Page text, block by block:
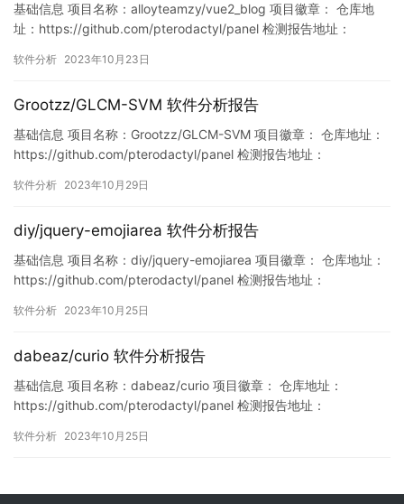
基础信息 项目名称：alloyteamzy/vue2_blog 项目徽章： 仓库地
址：https://github.com/pterodactyl/panel 检测报告地址：
1008/1715725077357314048 此报告由Murphyse…
软件分析 2023年10月23日
Grootzz/GLCM-SVM 软件分析报告
基础信息 项目名称：Grootzz/GLCM-SVM 项目徽章： 仓库地址：
https://github.com/pterodactyl/panel 检测报告地址：
35360/1718374143086084096 此报告由Murphysec提供 漏…
软件分析 2023年10月29日
diy/jquery-emojiarea 软件分析报告
基础信息 项目名称：diy/jquery-emojiarea 项目徽章： 仓库地址：
https://github.com/pterodactyl/panel 检测报告地址：
6752/1717181765365055488 此报告由Murphysec…
软件分析 2023年10月25日
dabeaz/curio 软件分析报告
基础信息 项目名称：dabeaz/curio 项目徽章： 仓库地址：
https://github.com/pterodactyl/panel 检测报告地址：
85888/1717008974083653632 此报告由Murphysec提供 漏洞
软件分析 2023年10月25日